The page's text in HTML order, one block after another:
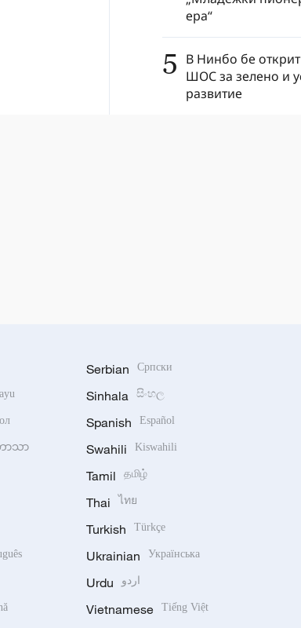
ера“
5 В Нинбо бе
ШОС за зелено и
развитие
ဘာသာ
Serbian Српски
Sinhala සිංහල
Spanish Español
Swahili Kiswahili
Tamil தமிழ்
Thai ไทย
Turkish Türkçe
Ukrainian Українська
Urdu اردو
Vietnamese Tiếng Việt